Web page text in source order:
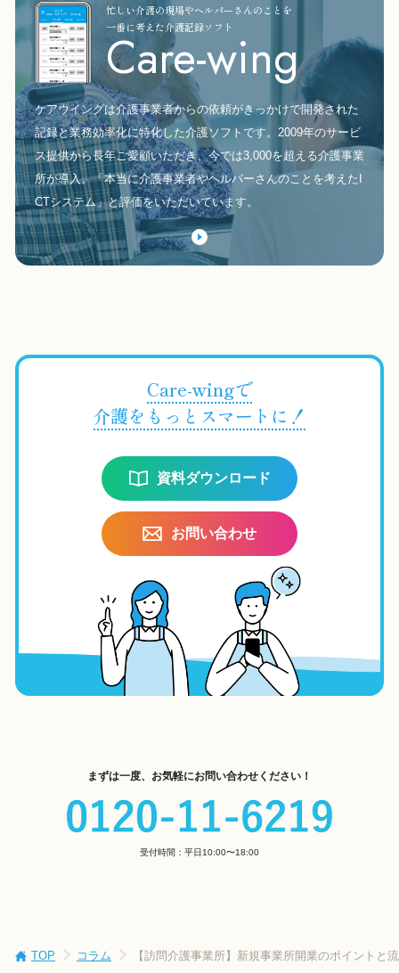
Care-wing
忙しい介護の現場やヘルパーさんのことを
一番に考えた介護記録ソフト
ケアウイングは介護事業者からの依頼がきっかけで開発された
記録と業務効率化に特化した介護ソフトです。2009年のサービ
ス提供から長年ご愛顧いただき、今では3,000を超える介護事業
所が導入。「本当に介護事業者やヘルパーさんのことを考えたI
CTシステム」と評価をいただいています。
Care-wingで
介護をもっとスマートに！
資料ダウンロード
お問い合わせ
まずは一度、お気軽にお問い合わせください！
受付時間：平日10:00〜18:00
TOP コラム 【訪問介護事業所】新規事業所開業のポイントと